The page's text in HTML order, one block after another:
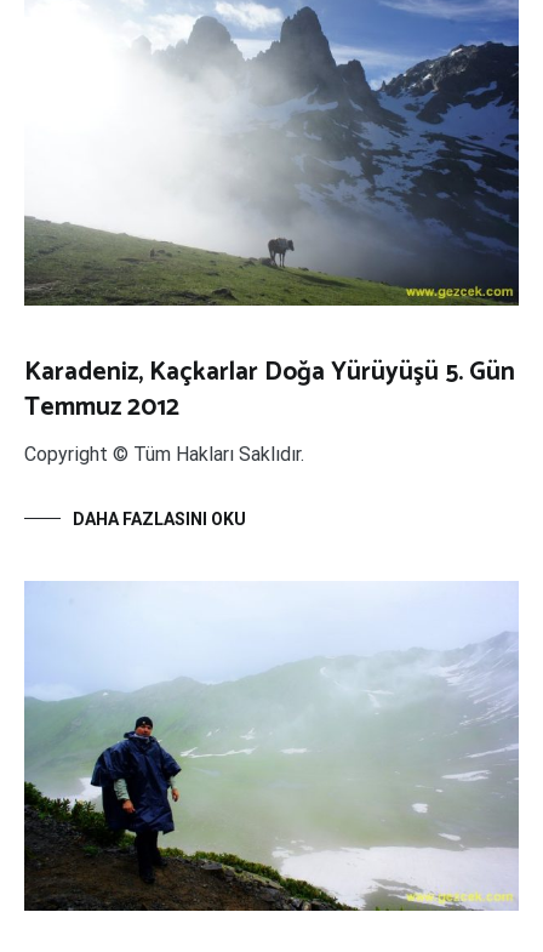
Karadeniz, Kaçkarlar Doğa Yürüyüşü 5. Gün
Temmuz 2012
Copyright © Tüm Hakları Saklıdır.
DAHA FAZLASINI OKU